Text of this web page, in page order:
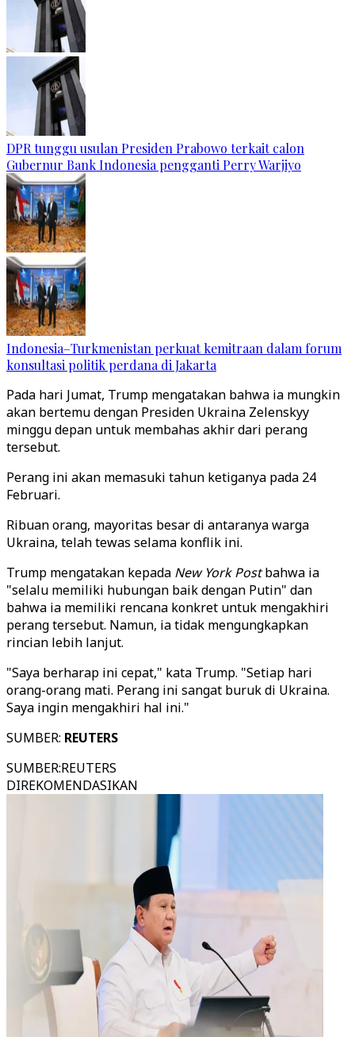
DPR tunggu usulan Presiden Prabowo terkait calon
Gubernur Bank Indonesia pengganti Perry Warjiyo
Indonesia–Turkmenistan perkuat kemitraan dalam forum
konsultasi politik perdana di Jakarta
Pada hari Jumat, Trump mengatakan bahwa ia mungkin
akan bertemu dengan Presiden Ukraina Zelenskyy
minggu depan untuk membahas akhir dari perang
tersebut.
Perang ini akan memasuki tahun ketiganya pada 24
Februari.
Ribuan orang, mayoritas besar di antaranya warga
Ukraina, telah tewas selama konflik ini.
Trump mengatakan kepada New York Postbahwa ia
"selalu memiliki hubungan baik dengan Putin" dan
bahwa ia memiliki rencana konkret untuk mengakhiri
perang tersebut. Namun, ia tidak mengungkapkan
rincian lebih lanjut.
"Saya berharap ini cepat," kata Trump. "Setiap hari
orang-orang mati. Perang ini sangat buruk di Ukraina.
Saya ingin mengakhiri hal ini."
SUMBER: REUTERS
SUMBER:REUTERS
DIREKOMENDASIKAN